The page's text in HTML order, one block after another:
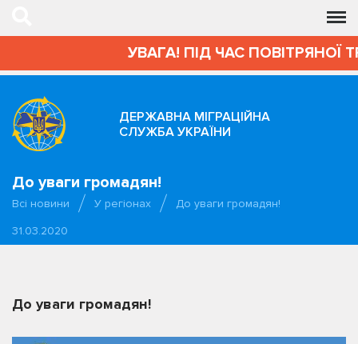
УВАГА! ПІД ЧАС ПОВІТРЯНОЇ
ДЕРЖАВНА МІГРАЦІЙНА
СЛУЖБА УКРАЇНИ
До уваги громадян!
Всі новини У регіонах
До уваги громадян!
31.03.2020
До уваги громадян!